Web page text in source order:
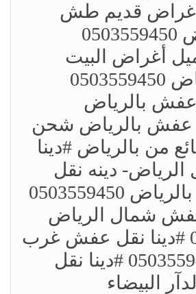
قديم طش
أغراض البيت
ترحيل بالرياض 0503559450
بالرياض
عفش بالرياض شحن
من بالرياض ؜#دينا
دينه نقل
0503559450
عفش شمال الرياض
0503559450 ؜#دينا نقل عفش غرب
الرياض 0503559450 ؜#دينا نقل
البيضاء